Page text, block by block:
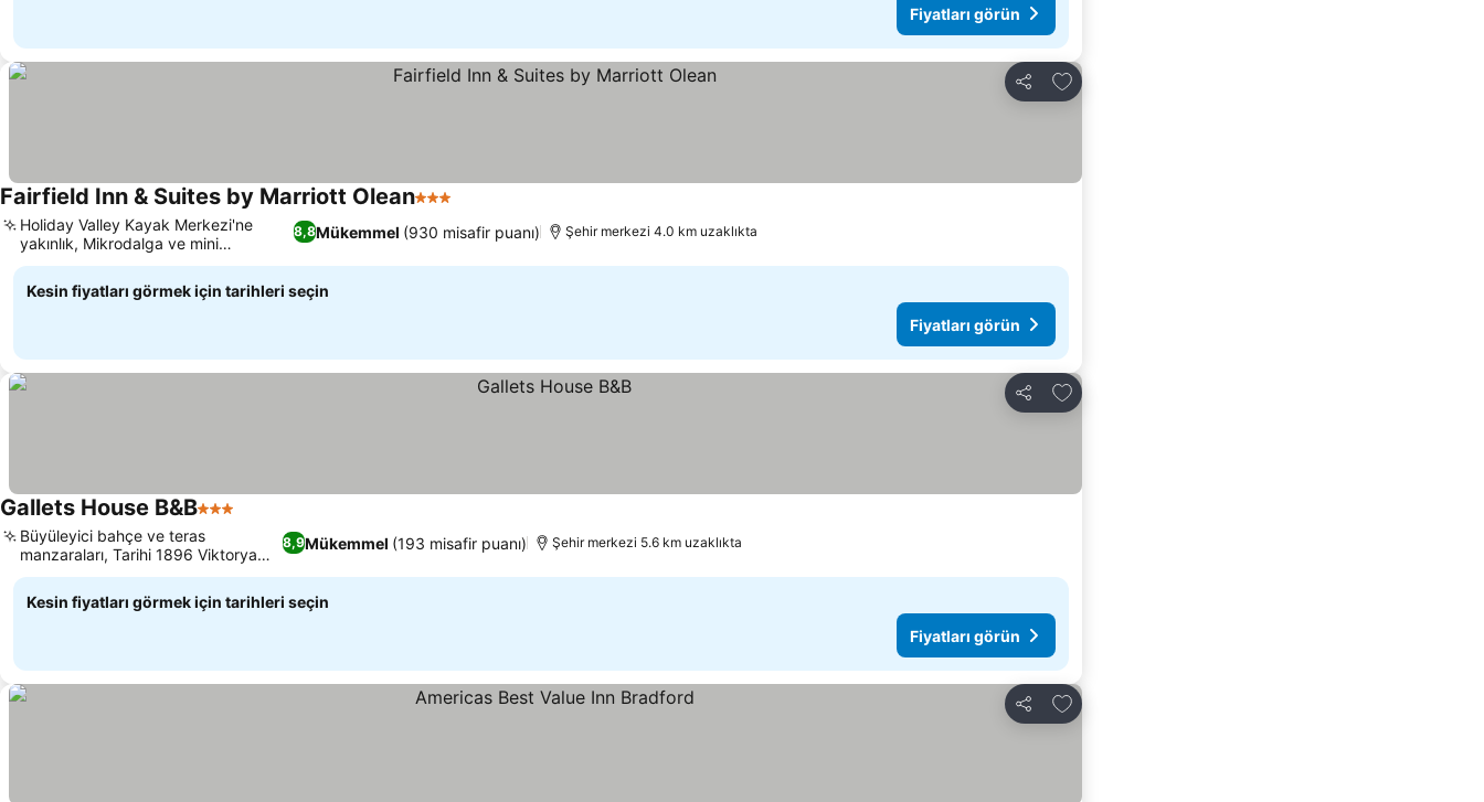
Fiyatları görün
Paylaş
Favorilerime ekle
Fairfield Inn & Suites by Marriott Olean3 Yıldız
8,8Mükemmel (930 misafir puanı)
Holiday Valley Kayak Merkezi'ne
yakınlık, Mikrodalga ve mini
buzdolaplı odalar
Şehir merkezi 4.0 km uzaklıkta
Kesin fiyatları görmek için tarihleri seçin
Fiyatları görün
Paylaş
Favorilerime ekle
Gallets House B&B3 Yıldız
8,9Mükemmel (193 misafir puanı)
Büyüleyici bahçe ve teras
manzaraları, Tarihi 1896 Viktorya
dönemi mülkü
Şehir merkezi 5.6 km uzaklıkta
Kesin fiyatları görmek için tarihleri seçin
Fiyatları görün
Paylaş
Favorilerime ekle